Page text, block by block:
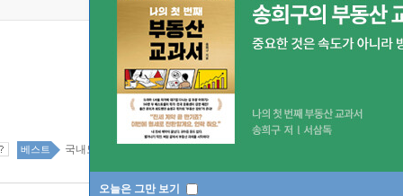
오늘은 그만 보기
베스트 국내도서 top20 5주